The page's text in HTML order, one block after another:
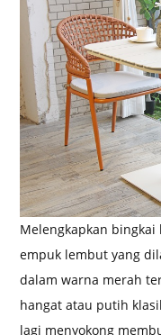
Melengkapkan
empuk lembut yang
dalam warna merah
hangat atau putih
lagi menyokong